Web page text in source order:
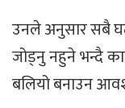
उनले अनुसार सबै
जोड्नु नहुने भन्दै
बलियो बनाउन